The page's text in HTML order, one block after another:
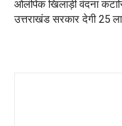
ओलंपिक खिलाड़ी वंदना
उत्तराखंड सरकार देगी 25